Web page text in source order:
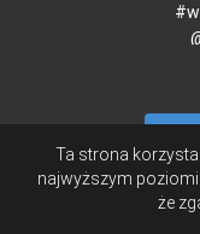
© LUNCHOTEKA
Ta strona
najwyższym
że